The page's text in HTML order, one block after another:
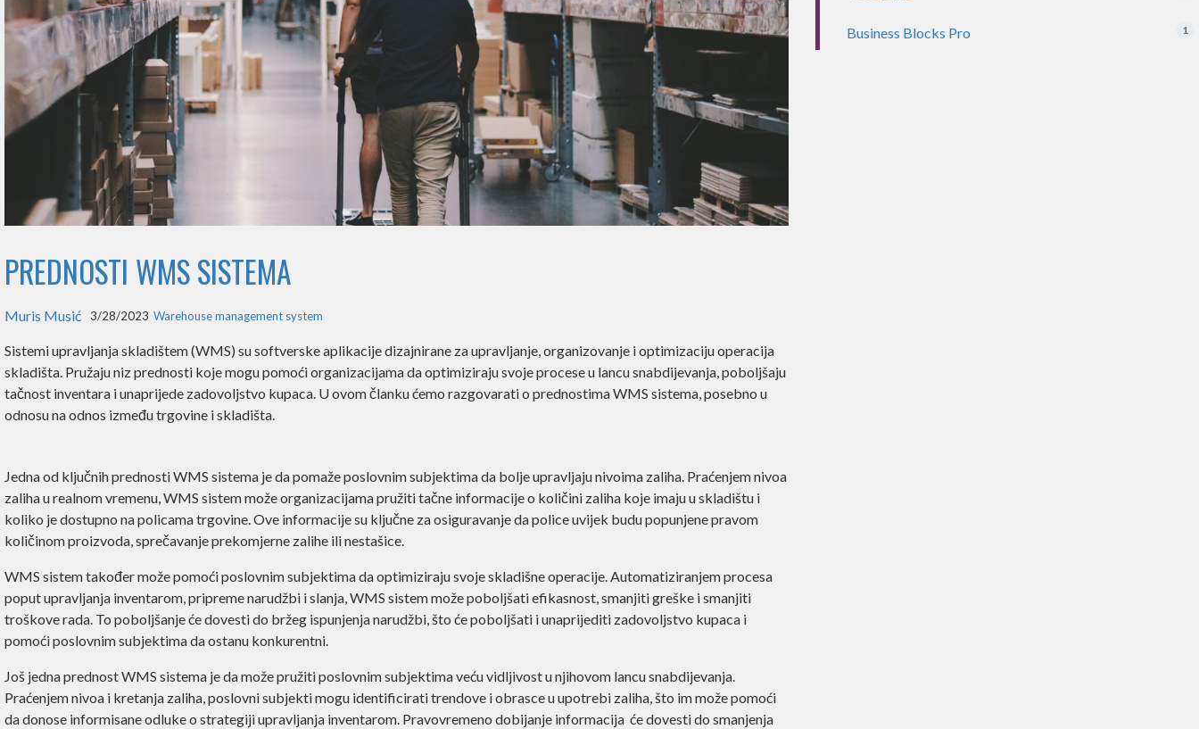
PREDNOSTI WMS SISTEMA
Muris Musić 3/28/2023 Warehouse management system
Sistemi upravljanja skladištem (WMS) su softverske aplikacije dizajnirane za upravljanje, organizovanje i optimizaciju operacija
skladišta. Pružaju niz prednosti koje mogu pomoći organizacijama da optimiziraju svoje procese u lancu snabdijevanja, poboljšaju
tačnost inventara i unaprijede zadovoljstvo kupaca. U ovom članku ćemo razgovarati o prednostima WMS sistema, posebno u
odnosu na odnos između trgovine i skladišta.
Jedna od ključnih prednosti WMS sistema je da pomaže poslovnim subjektima da bolje upravljaju nivoima zaliha. Praćenjem nivoa
zaliha u realnom vremenu, WMS sistem može organizacijama pružiti tačne informacije o količini zaliha koje imaju u skladištu i
koliko je dostupno na policama trgovine. Ove informacije su ključne za osiguravanje da police uvijek budu popunjene pravom
količinom proizvoda, sprečavanje prekomjerne zalihe ili nestašice.
WMS sistem također može pomoći poslovnim subjektima da optimiziraju svoje skladišne operacije. Automatiziranjem procesa
poput upravljanja inventarom, pripreme narudžbi i slanja, WMS sistem može poboljšati efikasnost, smanjiti greške i smanjiti
troškove rada. To poboljšanje će dovesti do bržeg ispunjenja narudžbi, što će poboljšati i unaprijediti zadovoljstvo kupaca i
pomoći poslovnim subjektima da ostanu konkurentni.
Još jedna prednost WMS sistema je da može pružiti poslovnim subjektima veću vidljivost u njihovom lancu snabdijevanja.
Praćenjem nivoa i kretanja zaliha, poslovni subjekti mogu identificirati trendove i obrasce u upotrebi zaliha, što im može pomoći
da donose informisane odluke o strategiji upravljanja inventarom. Pravovremeno dobijanje informacija će dovesti do smanjenja
Business Blocks Pro 1